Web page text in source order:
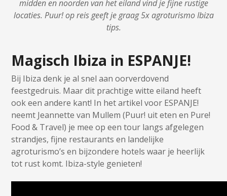
midden en noorden van het eiland vind je fijne rustige
locaties. Puur! op reis geeft je graag 5x agroturismo Ibiza
tips.
Magisch Ibiza in ESPANJE!
Bij Ibiza denk je al snel aan oorverdovend
feestgedruis. Maar dit prachtige witte eiland heeft
ook een andere kant! In het artikel voor ESPANJE!
neemt Jeannette van Mullem (Puur! uit eten en Pure!
Food & Travel) je mee op een tour langs afgelegen
strandjes, fijne restaurants en landelijke
agroturismo’s en bijzondere hotels waar je heerlijk
tot rust komt. Ibiza-style genieten!